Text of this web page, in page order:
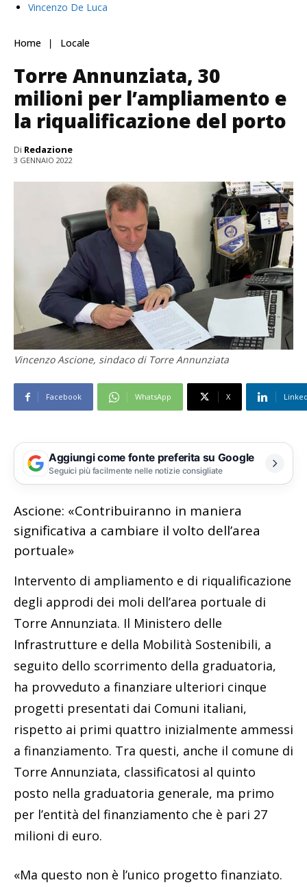
Vincenzo De Luca
Home Locale
Torre Annunziata, 30
milioni per l’ampliamento e
la riqualificazione del porto
Di Redazione
3 GENNAIO 2022
Vincenzo Ascione, sindaco di Torre Annunziata
Facebook WhatsApp X
Aggiungi come fonte preferita su Google
Seguici più facilmente nelle notizie consigliate
Ascione: «Contribuiranno in maniera
significativa a cambiare il volto dell’area
portuale»
Intervento di ampliamento e di riqualificazione
degli approdi dei moli dell’area portuale di
Torre Annunziata. Il Ministero delle
Infrastrutture e della Mobilità Sostenibili, a
seguito dello scorrimento della graduatoria,
ha provveduto a finanziare ulteriori cinque
progetti presentati dai Comuni italiani,
rispetto ai primi quattro inizialmente ammessi
a finanziamento. Tra questi, anche il comune di
Torre Annunziata, classificatosi al quinto
posto nella graduatoria generale, ma primo
per l’entità del finanziamento che è pari 27
milioni di euro.
«Ma questo non è l’unico progetto finanziato.